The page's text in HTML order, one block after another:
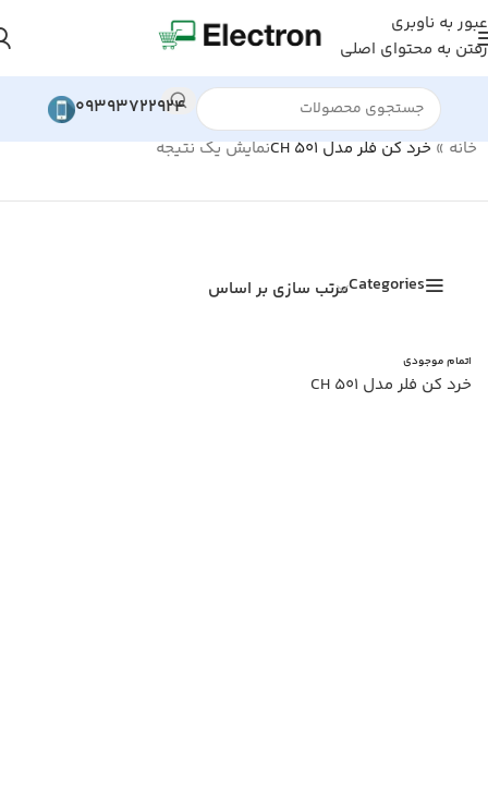
عبور به ناوبری
رفتن به محتوای اصلی
09393722924
خانه»خرد کن فلر مدل CH 501 نمایش یک نتیجه
Categoriesمرتب سازی بر اساس
اتمام موجودی
خرد کن فلر مدل CH 501